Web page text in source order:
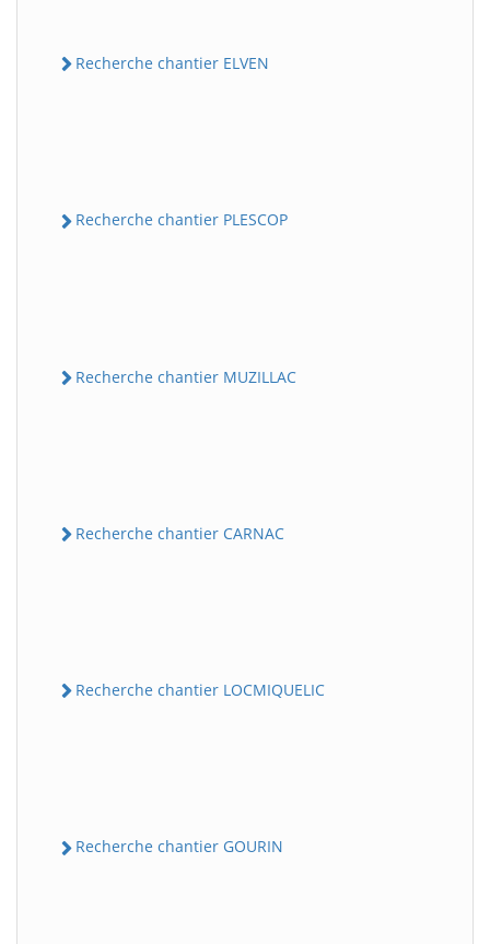
Recherche chantier ELVEN
Recherche chantier PLESCOP
Recherche chantier MUZILLAC
Recherche chantier CARNAC
Recherche chantier LOCMIQUELIC
Recherche chantier GOURIN